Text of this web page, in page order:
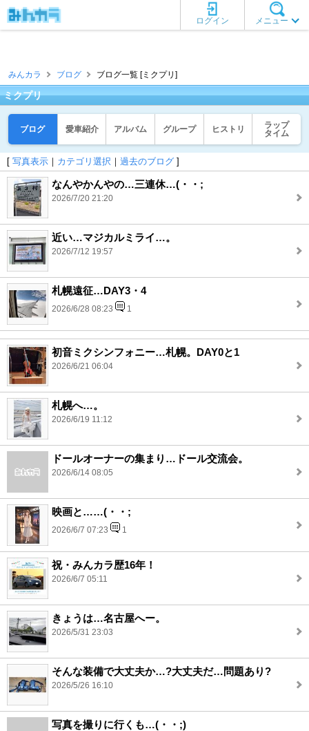
メニュー
ログイン
みんカラ ブログ ブログ一覧 [ミクプリ]
ミクプリ
ブログ 愛車紹介 アルバム グループ ヒストリ
ラップ
タイム
[ 写真表示 ｜ カテゴリ選択 ｜ 過去のブログ ]
なんやかんやの…三連休…(・・;
2026/7/20 21:20
近い…マジカルミライ…。
2026/7/12 19:57
札幌遠征…DAY3・4
2026/6/28 08:23 1
初音ミクシンフォニー…札幌。DAY0と1
2026/6/21 06:04
札幌へ…。
2026/6/19 11:12
ドールオーナーの集まり…ドール交流会。
2026/6/14 08:05
映画と……(・・;
2026/6/7 07:23 1
祝・みんカラ歴16年！
2026/6/7 05:11
きょうは…名古屋へー。
2026/5/31 23:03
そんな装備で大丈夫か…?大丈夫だ…問題あり?
2026/5/26 16:10
写真を撮りに行くも…(・・;)